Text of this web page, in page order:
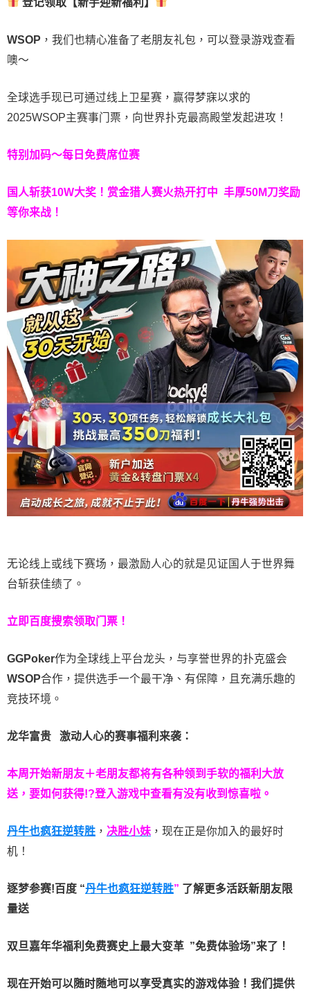
WSOP ，我们也精心准备了老朋友礼包，可以登录游戏查看
噢～
全球选手现已可通过线上卫星赛，赢得梦寐以求的
2025WSOP主赛事门票，向世界扑克最高殿堂发起进攻！
特别加码～每日免费席位赛
国人斩获10W大奖！ 赏金猎人赛火热开打中 丰厚50M刀奖励
等你来战！
无论线上或线下赛场，最激励人心的就是见证国人于世界舞
台斩获佳绩了。
立即百度搜索领取门票！
GGPoker作为全球线上平台龙头，与享誉世界的扑克盛会
WSOP合作，提供选手一个最干净、有保障，且充满乐趣的
竞技环境。
龙华富贵 激动人心的赛事福利来袭：
本周开始新朋友＋老朋友都将有各种领到手软的福利大放
送，要如何获得!?登入游戏中查看有没有收到惊喜啦。
丹牛也疯狂逆转胜 ， 决胜小妹 ，现在正是你加入的最好时
机！
逐梦参赛!百度 “丹牛也疯狂逆转胜” 了解更多活跃新朋友限
量送
双旦嘉年华福利 免费赛史上最大变革 ”免费体验场”来了！
现在开始可以随时随地可以享受真实的游戏体验！我们提供